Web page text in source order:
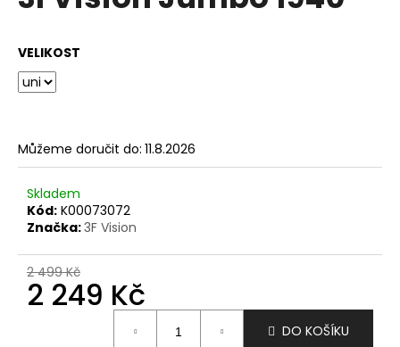
5
hvězdiček.
VELIKOST
Můžeme doručit do: 11.8.2026
Skladem
Kód: K00073072
Značka:3F Vision
2 499 Kč
2 249 Kč
DO KOŠÍKU
j
í
t
D
o